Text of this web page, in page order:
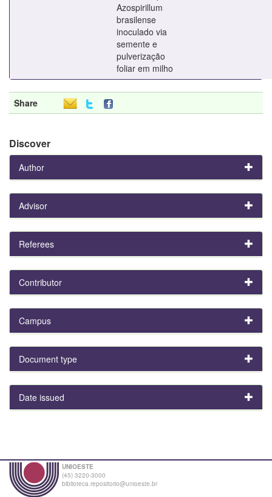
Azospirillum
brasilense
inoculado via
semente e
pulverização
foliar em milho
Share
Discover
Author
Advisor
Referees
Contributor
Campus
Document type
Date issued
UNIOESTE
(45) 3220-3000
biblioteca.repositorio@unioeste.br